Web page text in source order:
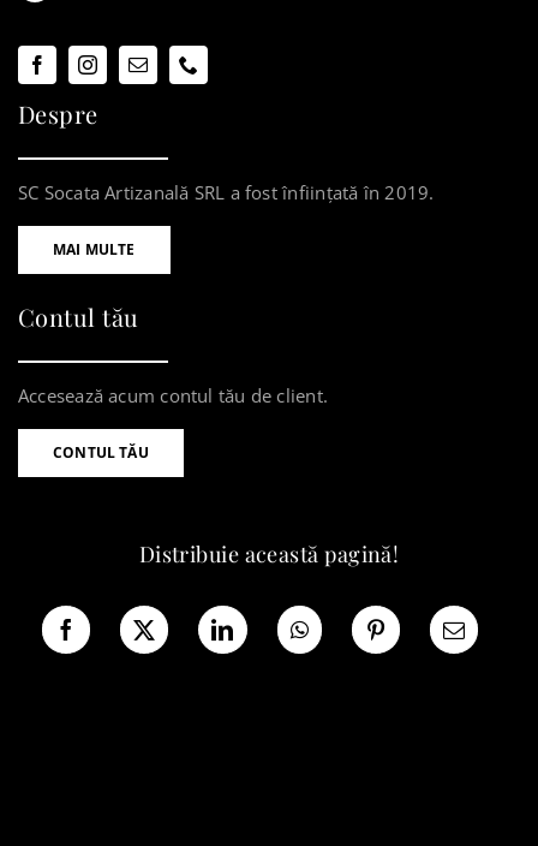
Despre
SC Socata Artizanală SRL a fost înființată în 2019.
MAI MULTE
Contul tău
Accesează acum contul tău de client.
CONTUL TĂU
Distribuie această pagină!